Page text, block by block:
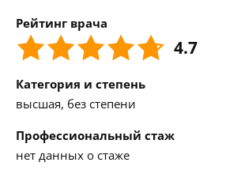
Рейтинг врача
4.7
Категория и степень
высшая, без степени
Профессиональный стаж
нет данных о стаже